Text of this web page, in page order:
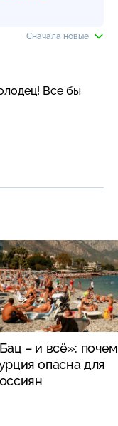
Сначала новые
Все бы
– и всё»:
опасна для